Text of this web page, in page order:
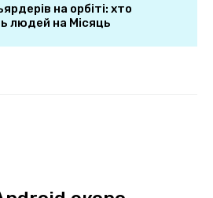
на орбіті: хто
людей на Місяць